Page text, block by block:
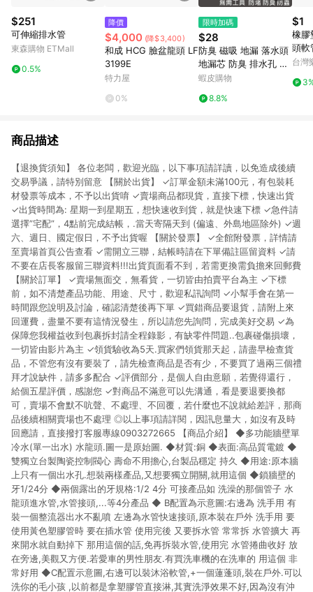
$251
可伸縮排水管
東森購物 ETMall
0.5%
降價
$4,000 (降$3,400)
和成 HCG 臉盆龍頭 LF
3199E
特力屋
0%
限時加碼
$28
防臭 磁吸 地漏 落水頭
地漏芯 防臭 排水孔 帶
濾網 水漕 洗手間 廁所
室 防蟲 自動閉合
蝦皮購物
8.8%
$1
橡膠
頭軟
網墊
1】
台灣
商品描述
【退換貨須知】 各位老闆，歡迎光臨，以下事項請詳讀，以免造成後續
交易爭議，請特別留意 【關於出貨】 ✓訂單金額未滿100元，有包裝耗
材發票等成本，不予以出貨唷 ✓賣場商品都現貨，直接下標，快速出貨
✓出貨時間為: 星期一到星期五，想快速收到貨，就是快速下標 ✓急件請
選擇”宅配”，4點前完成結帳，.當天寄隔天到 (偏遠、外島地區除外) ✓週
六、週日、國定假日，不予出貨喔 【關於發票】 ✓全館附發票，詳情請
至賣場首頁公告查看 ✓需開立三聯，結帳時請在下單備註區留資料 ✓請
不要在店長客服留三聯資料!!!出貨頁面看不到，若需更換需負擔來回郵費
【關於訂單】 ✓賣場無面交，無看貨，一切皆由拍賣平台為主 ✓下標
前，如不清楚產品功能、用途、尺寸，歡迎私訊詢問 ✓小幫手會在第一
時間跟您說明及討論，確認清楚後再下單 ✓買錯商品要退貨，請附上來
回運費，盡量不要有這情況發生，所以請您先詢問，完成美好交易 ✓為
保障您我權益收到包裹拆封請全程錄影，有缺零件問題..包裹碰傷損壞，
一切皆由影片為主 ✓領貨驗收為5天.買家們領貨那天起，請盡早檢查貨
品，不管您有沒有要裝了，請先檢查商品是否有少，不要買了過兩三個禮
拜才說缺件，請多多配合 ✓評價部分，是個人自由意願，若覺得還行，
給個五星評價，感謝您 ✓對商品不滿意可以先溝通，看是要退要換都
可，賣場不會默不吭聲、不處理、不回覆，若什麼也不說就給差評，那商
品後續相關賣場也不處理 ◎以上事項請詳閱，因訊息量大，如沒有及時
回應請，直接撥打客服專線0903272665 【商品介紹】 ◆多功能牆壁單
冷水(單一出水) 水龍頭.圖一是原始圖. ◆材質:銅 ◆表面:高品質電鍍 ◆
雙獨立台製陶瓷控制閥心 壽命不用擔心,台製品穩定 持久 ◆用途:原本牆
上只有一個出水孔.想裝兩樣產品,又想要獨立開關,就用這個 ◆鎖牆壁的
牙1/24分 ◆兩個露出的牙規格:1/2 4分 可接產品如 洗澡的那個管子 水
龍頭進水管,水管接頭,...等4分產品 ◆ B配置為示意圖:右邊為 洗手用 有
裝一個整流器出水不亂噴 左邊為水管快速接頭,原本裝在戶外 洗手用 要
使用黃色塑膠管時 要在插水管 使用完後 又要拆水管 常常拆 水管擴大 再
來開水就自動掉下 那用這個的話,免再拆裝水管,使用完 水管捲曲收好 放
在旁邊,美觀又方便.若愛車的男性朋友.有買洗車機的在洗車的 用這個 非
常好用 ◆C配置示意圖,右邊可以裝沐浴軟管,+一個蓮蓬頭,裝在戶外.可以
洗你的毛小孩 ,以前都是拿塑膠管直接淋,其實洗淨效果不好,因為沒有沖